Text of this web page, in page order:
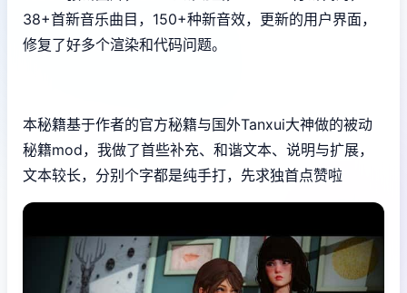
38+首新音乐曲目，150+种新音效，更新的用户界面，
修复了好多个渲染和代码问题。
本秘籍基于作者的官方秘籍与国外Tanxui大神做的被动
秘籍mod，我做了首些补充、和谐文本、说明与扩展，
文本较长，分别个字都是纯手打，先求独首点赞啦